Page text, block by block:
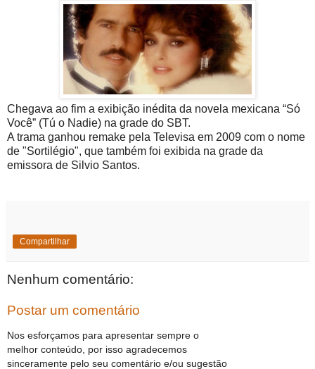
Chegava ao fim a exibição inédita da novela mexicana “Só
Você” (Tú o Nadie) na grade do SBT.
A trama ganhou remake pela Televisa em 2009 com o nome
de "Sortilégio", que também foi exibida na grade da
emissora de Silvio Santos.
Compartilhar
Nenhum comentário:
Postar um comentário
Nos esforçamos para apresentar sempre o
melhor conteúdo, por isso agradecemos
sinceramente pelo seu comentário e/ou sugestão